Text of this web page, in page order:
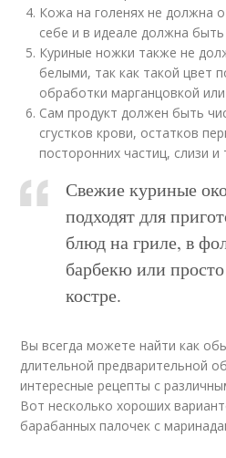
Кожа на голенях не должна
себе и в идеале должна
Куриные ножки также не
белыми, так как такой цвет
обработки марганцовкой
Сам продукт должен быть
сгустков крови, остатков
посторонних частиц, слизи и
Свежие куриные
подходят для
блюд на гриле, в
барбекю или
костре.
Вы всегда можете найти как
длительной предварительной
интересные рецепты с
Вот несколько хороших
барабанных палочек с